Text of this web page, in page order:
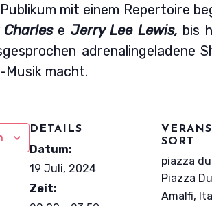
mit einem Repertoire
e Jerry Lee Lewis, bis
Musik macht.
DETAILS
Datum:
19 Juli, 2024
Zeit:
SORT
piazza
Piazza
Amalfi,